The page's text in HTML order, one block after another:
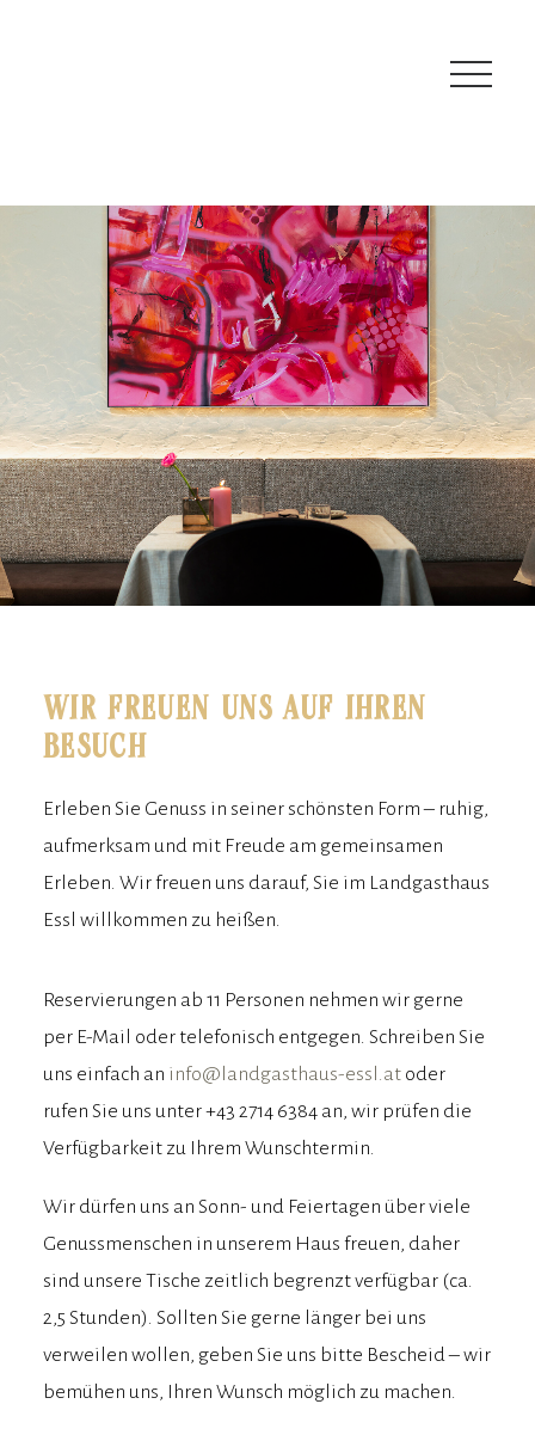
KONTAKT & ANFAHRT
ÖFFNUNGSZEITEN
GUTSCHEINE
VERANSTALTUNGEN & NEWS
NEWSLETTER
WIR FREUEN UNS AUF IHREN
BESUCH
Erleben Sie Genuss in seiner schönsten Form – ruhig,
aufmerksam und mit Freude am gemeinsamen
Erleben. Wir freuen uns darauf, Sie im Landgasthaus
Essl willkommen zu heißen.
Reservierungen ab 11 Personen nehmen wir gerne
per E-Mail oder telefonisch entgegen. Schreiben Sie
uns einfach an info@landgasthaus-essl.atoder
rufen Sie uns unter +43 2714 6384 an, wir prüfen die
Verfügbarkeit zu Ihrem Wunschtermin.
Wir dürfen uns an Sonn- und Feiertagen über viele
Genussmenschen in unserem Haus freuen, daher
sind unsere Tische zeitlich begrenzt verfügbar (ca.
2,5 Stunden). Sollten Sie gerne länger bei uns
verweilen wollen, geben Sie uns bitte Bescheid – wir
bemühen uns, Ihren Wunsch möglich zu machen.